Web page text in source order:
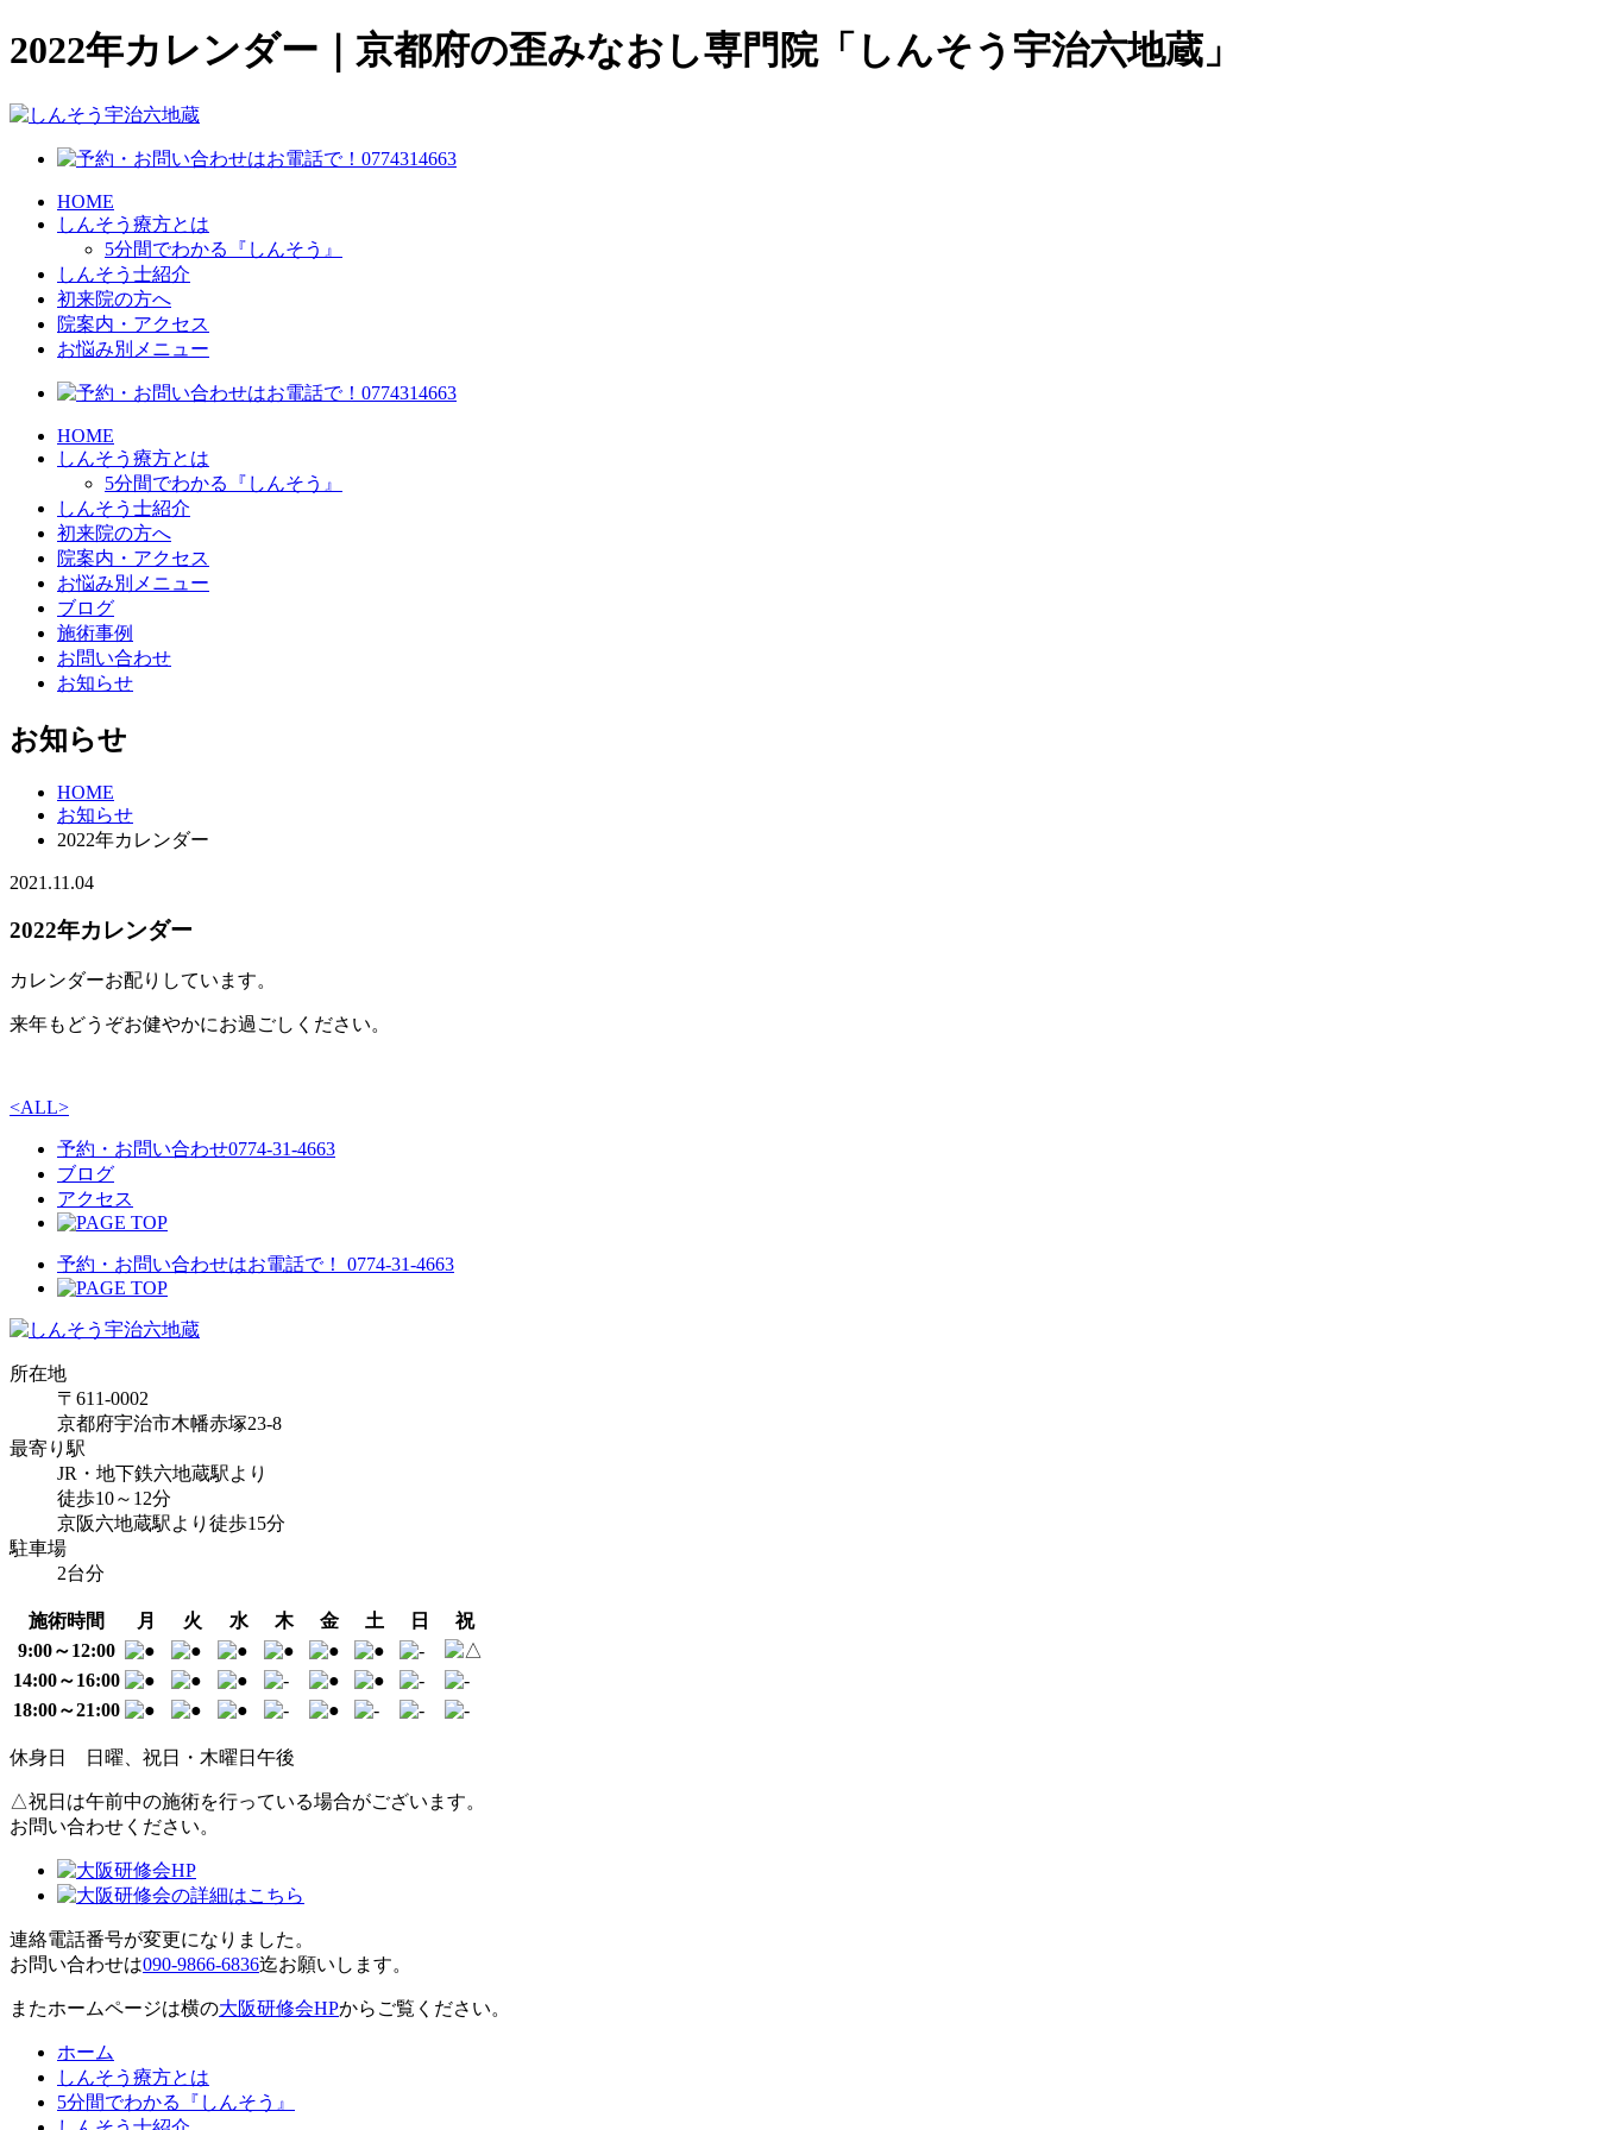
2022年カレンダー｜京都府の歪みなおし専門院「しんそう宇治六地蔵」
HOME
しんそう療方とは
5分間でわかる『しんそう』
しんそう士紹介
初来院の方へ
院案内・アクセス
お悩み別メニュー
HOME
しんそう療方とは
5分間でわかる『しんそう』
しんそう士紹介
初来院の方へ
院案内・アクセス
お悩み別メニュー
ブログ
施術事例
お問い合わせ
お知らせ
お知らせ
HOME
お知らせ
2022年カレンダー
2021.11.04
2022年カレンダー
カレンダーお配りしています。
来年もどうぞお健やかにお過ごしください。
<ALL>
予約・お問い合わせ0774-31-4663
ブログ
アクセス
予約・お問い合わせはお電話で！ 0774-31-4663
所在地
〒611-0002
京都府宇治市木幡赤塚23-8
最寄り駅
JR・地下鉄六地蔵駅より
徒歩10～12分
京阪六地蔵駅より徒歩15分
駐車場
2台分
施術時間 月 火 水 木 金 土 日
祝
9:00～12:00
14:00～16:00
18:00～21:00
休身日 日曜、祝日・木曜日午後
△祝日は午前中の施術を行っている場合がございます。
お問い合わせください。
連絡電話番号が変更になりました。
お問い合わせは090-9866-6836迄お願いします。
またホームページは横の大阪研修会HPからご覧ください。
ホーム
しんそう療方とは
5分間でわかる『しんそう』